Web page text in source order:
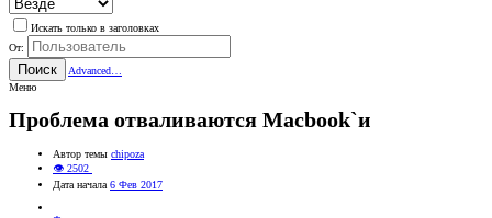
Искать только в заголовках
От:
Поиск
Advanced…
Меню
Проблема отваливаются Macbook`и
Автор темы chipoza
👁 2502
Дата начала 6 Фев 2017